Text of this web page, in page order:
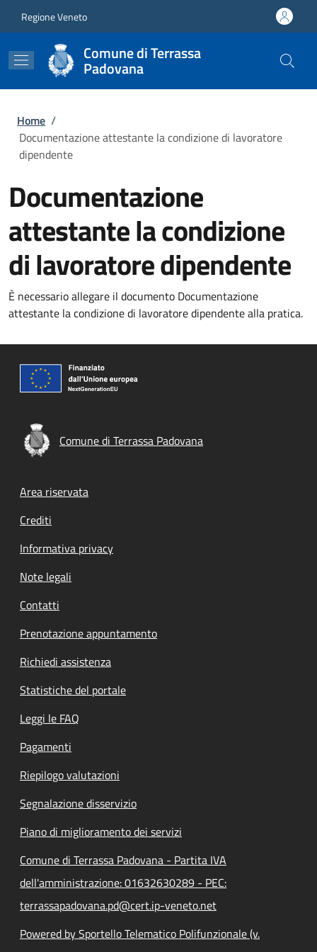
Regione Veneto
Comune di Terrassa
Padovana
Briciole di pane
Home /
Documentazione attestante la condizione di lavoratore
dipendente
Documentazione
attestante la condizione
di lavoratore dipendente
È necessario allegare il documento Documentazione
attestante la condizione di lavoratore dipendente alla pratica.
Comune di Terrassa Padovana
Footer menu
Area riservata
Crediti
Informativa privacy
Note legali
Contatti
Prenotazione appuntamento
Richiedi assistenza
Statistiche del portale
Leggi le FAQ
Pagamenti
Riepilogo valutazioni
Segnalazione disservizio
Piano di miglioramento dei servizi
Comune di Terrassa Padovana - Partita IVA
dell'amministrazione: 01632630289 - PEC:
terrassapadovana.pd@cert.ip-veneto.net
Powered by Sportello Telematico Polifunzionale (v.